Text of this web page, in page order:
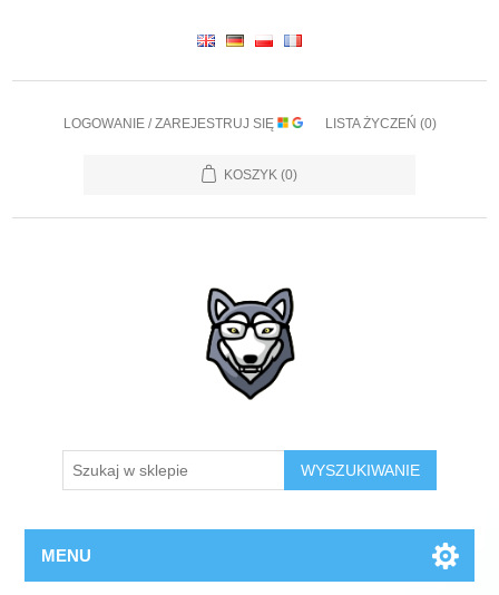
LOGOWANIE / ZAREJESTRUJ SIĘ LISTA ŻYCZEŃ (0)
KOSZYK (0)
WYSZUKIWANIE
MENU